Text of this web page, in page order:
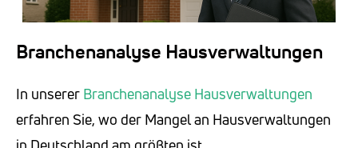
Branchenanalyse Hausverwaltungen
In unserer Branchenanalyse Hausverwaltungen
erfahren Sie, wo der Mangel an Hausverwaltungen